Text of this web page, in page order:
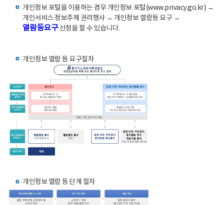
개인정보 포털을 이용하는 경우 개인정보 포털(www.privacy.go.kr) →
개인서비스 정보주체 권리행사 → 개인정보 열람등 요구 →
열람등요구신청을 할 수 있습니다.
개인정보 열람 등 요구절차
개인정보 열람 등 단계 절차